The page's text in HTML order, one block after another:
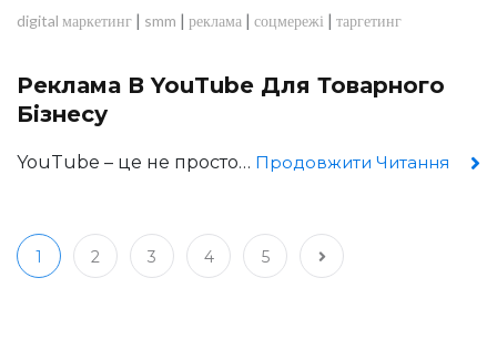
digital маркетинг | smm | реклама | соцмережі | таргетинг
Реклама В YouTube Для Товарного
Бізнесу
YouTube – це не просто… Продовжити Читання
1 2 3 4 5